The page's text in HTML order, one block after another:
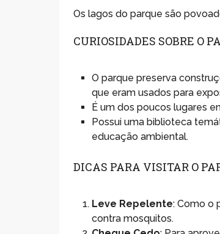
Os lagos do parque são
CURIOSIDADES SOBRE O
O parque preserva
que eram usados para
É um dos poucos lugares
Possui uma biblioteca
educação ambiental.
DICAS PARA VISITAR O
Leve Repelente: Como o
contra mosquitos.